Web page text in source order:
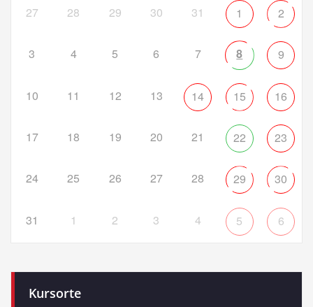
27 28 29 30 31 1 2
3 4 5 6 7 8 9
10 11 12 13 14 15 16
17 18 19 20 21 22 23
24 25 26 27 28 29 30
31 1 2 3 4 5 6
Kursorte